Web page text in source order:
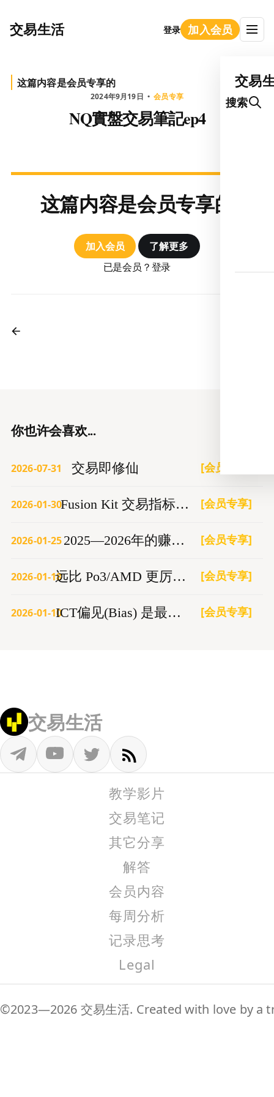
交易生活 登录 加入会员
交易
搜索
这篇内容是会员专享的
2024年9月19日 会员专享
NQ實盤交易筆記ep4
这篇内容是会员专享的
加入会员
了解更多
已是会员？登录
你也许会喜欢...
2026-07-31 交易即修仙 [会员专享]
2026-01-30 Fusion Kit 交易指标更新 1.9 [会员专享]
2026-01-25 2025—2026年的赚钱机会 [会员专享]
2026-01-18 远比 Po3/AMD 更厉害的交易模型 [会员专享]
2026-01-10 ICT偏见(Bias) 是最大的亏损根源 [会员专享]
交易生活
教学影片
交易笔记
其它分享
解答
会员内容
每周分析
记录思考
Legal
©2023—2026 交易生活. Created with love by a